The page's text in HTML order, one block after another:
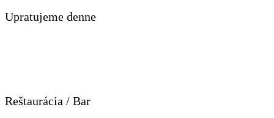
Upratujeme denne
Reštaurácia / Bar